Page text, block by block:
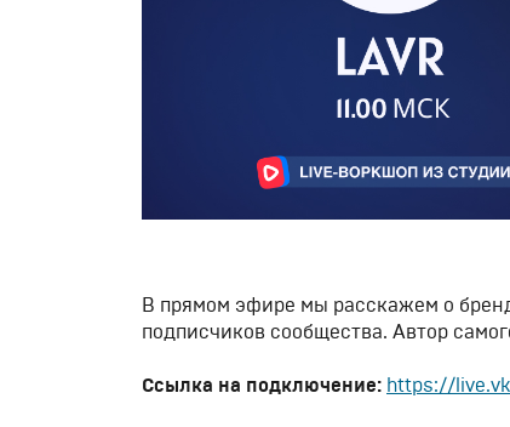
В прямом эфире мы расскажем о
подписчиков сообщества. Автор
Ссылка на подключение: https://